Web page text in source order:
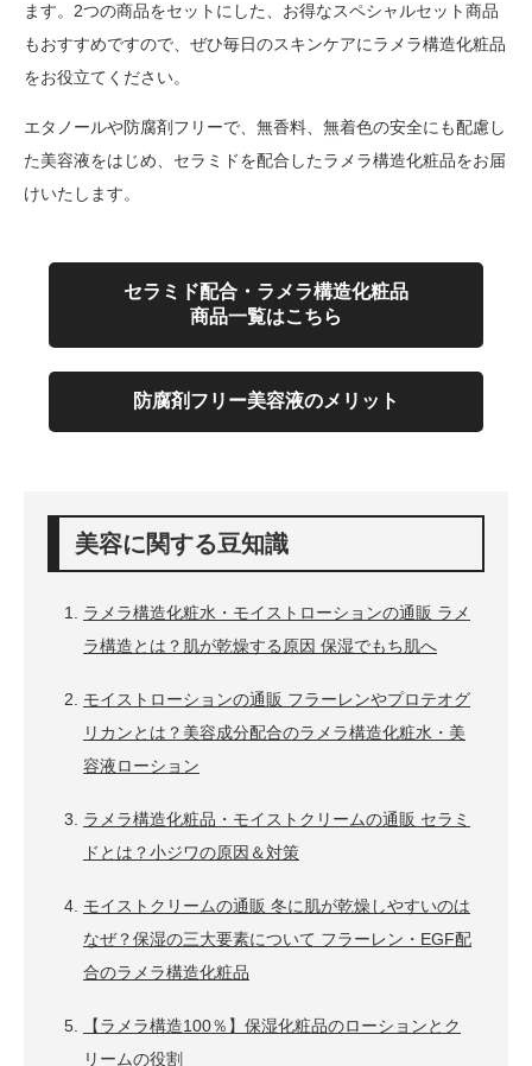
ます。2つの商品をセットにした、お得なスペシャルセット商品
もおすすめですので、ぜひ毎日のスキンケアにラメラ構造化粧品
をお役立てください。
エタノールや防腐剤フリーで、無香料、無着色の安全にも配慮し
た美容液をはじめ、セラミドを配合したラメラ構造化粧品をお届
けいたします。
セラミド配合・ラメラ構造化粧品
商品一覧はこちら
防腐剤フリー美容液のメリット
美容に関する豆知識
ラメラ構造化粧水・モイストローションの通販 ラメ
ラ構造とは？肌が乾燥する原因 保湿でもち肌へ
モイストローションの通販 フラーレンやプロテオグ
リカンとは？美容成分配合のラメラ構造化粧水・美
容液ローション
ラメラ構造化粧品・モイストクリームの通販 セラミ
ドとは？小ジワの原因＆対策
モイストクリームの通販 冬に肌が乾燥しやすいのは
なぜ？保湿の三大要素について フラーレン・EGF配
合のラメラ構造化粧品
【ラメラ構造100％】保湿化粧品のローションとク
リームの役割